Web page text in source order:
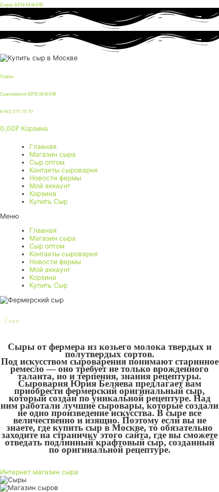
Сыры KFH-MAGOR
Сыры
Сыроварня KFH-MAGOR
8-962-275-75-70
0,00Р Корзина
Главная
Магазин сыра
Сыр оптом
Контакты сыроварня
Новости фермы
Мой аккаунт
Корзина
Купить Сыр
Меню
Главная
Магазин сыра
Сыр оптом
Контакты сыроварня
Новости фермы
Мой аккаунт
Корзина
Купить Сыр
Сыры
Сыры от фермера из козьего молока твердых и
полутвердых сортов.
Под искусством сыроварения понимают старинное
ремесло — оно требует не только врожденного
таланта, но и терпения, знания рецептуры.
Сыроварня Юрия Беляева предлагает вам
приобрести фермерский оригинальный сыр,
который создан по уникальной рецептуре. Над
ним работали лучшие сыровары, которые создали
не одно произведение искусства. В сыре все
величественно и изящно. Поэтому если вы не
знаете, где купить сыр в Москве, то обязательно
заходите на страничку этого сайта, где вы сможете
отведать подлинный крафтовый сыр, созданный
по оригинальной рецептуре.
Интернет магазин сыра